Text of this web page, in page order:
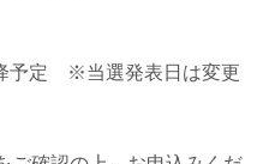
予定 ※当選発表日は変更